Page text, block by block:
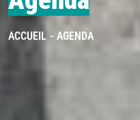
ACCUEIL AGENDA